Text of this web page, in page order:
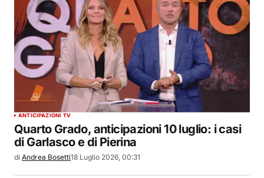
ANTICIPAZIONI TV
Quarto Grado, anticipazioni 10 luglio: i casi
di Garlasco e di Pierina
di Andrea Bosetti18 Luglio 2026, 00:31